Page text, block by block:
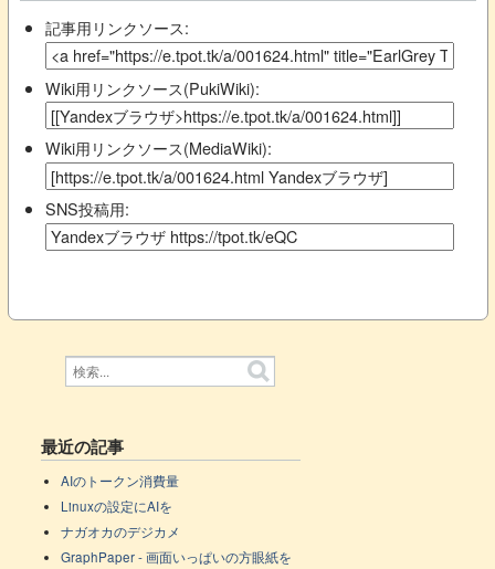
記事用リンクソース:
Wiki用リンクソース(PukiWiki):
Wiki用リンクソース(MediaWiki):
SNS投稿用:
最近の記事
AIのトークン消費量
Linuxの設定にAIを
ナガオカのデジカメ
GraphPaper - 画面いっぱいの方眼紙を